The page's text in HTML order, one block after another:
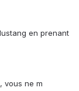
en prenant
vous ne m